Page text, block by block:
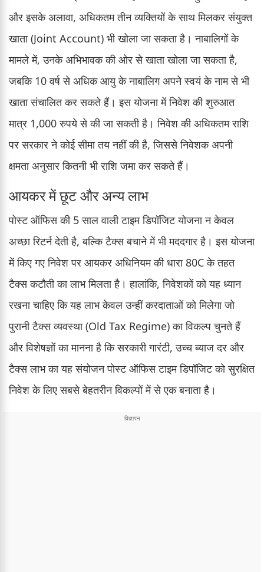
और इसके अलावा, अधिकतम तीन व्यक्तियों के साथ मिलकर संयुक्त
खाता (Joint Account) भी खोला जा सकता है। नाबालिगों के
मामले में, उनके अभिभावक की ओर से खाता खोला जा सकता है,
जबकि 10 वर्ष से अधिक आयु के नाबालिग अपने स्वयं के नाम से भी
खाता संचालित कर सकते हैं। इस योजना में निवेश की शुरुआत
मात्र 1,000 रुपये से की जा सकती है। निवेश की अधिकतम राशि
पर सरकार ने कोई सीमा तय नहीं की है, जिससे निवेशक अपनी
क्षमता अनुसार कितनी भी राशि जमा कर सकते हैं।
आयकर में छूट और अन्य लाभ
पोस्ट ऑफिस की 5 साल वाली टाइम डिपॉजिट योजना न केवल
अच्छा रिटर्न देती है, बल्कि टैक्स बचाने में भी मददगार है। इस योजना
में किए गए निवेश पर आयकर अधिनियम की धारा 80C के तहत
टैक्स कटौती का लाभ मिलता है। हालांकि, निवेशकों को यह ध्यान
रखना चाहिए कि यह लाभ केवल उन्हीं करदाताओं को मिलेगा जो
पुरानी टैक्स व्यवस्था (Old Tax Regime) का विकल्प चुनते हैं
और विशेषज्ञों का मानना है कि सरकारी गारंटी, उच्च ब्याज दर और
टैक्स लाभ का यह संयोजन पोस्ट ऑफिस टाइम डिपॉजिट को सुरक्षित
निवेश के लिए सबसे बेहतरीन विकल्पों में से एक बनाता है।